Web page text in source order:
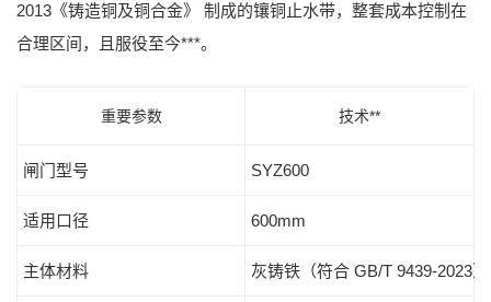
2013《铸造铜及铜合金》
制成的镶铜止水带，整套成本控制在
合理区间，且服役至今***。
重要参数 技术**
闸门型号 SYZ600
适用口径 600mm
主体材料 灰铸铁（符合 GB/T 9439-2023）